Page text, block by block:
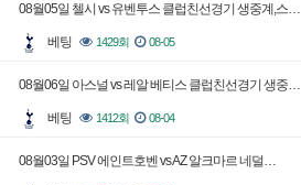
08월05일 첼시 vs 유벤투스 클럽친선경기 생중계,스…
베팅 1429회 08-05
08월06일 아스널 vs 레알 베티스 클럽친선경기 생중…
베팅 1412회 08-04
08월03일 PSV 에인트호벤 vs AZ 알크마르 네덜…